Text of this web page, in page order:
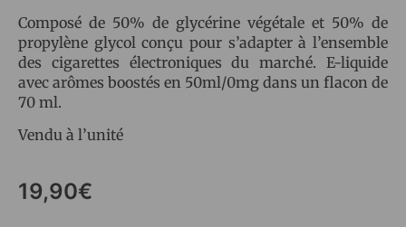
Composé de 50% de glycérine végétale et 50% de
propylène glycol conçu pour s’adapter à l’ensemble
des cigarettes électroniques du marché. E-liquide
avec arômes boostés en 50ml/0mg dans un flacon de
70 ml.
Vendu à l’unité
19,90€